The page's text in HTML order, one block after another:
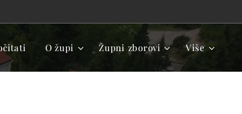
O župi Župni zborovi Više